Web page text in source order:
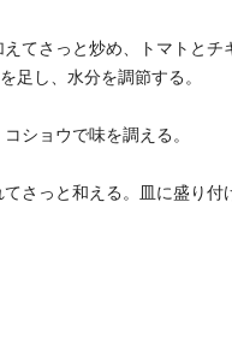
てさっと炒め、トマトとチ
足し、水分を調節する。
ショウで味を調える。
さっと和える。皿に盛り付